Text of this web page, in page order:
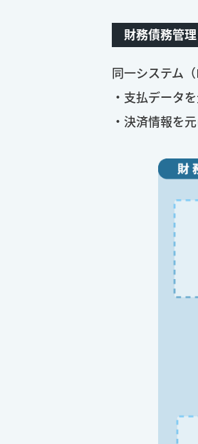
財務債務管
同一システム
・支払データ
・決済情報を